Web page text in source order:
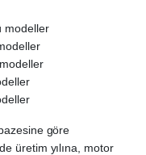
modeller
göre
üretim yılına, motor